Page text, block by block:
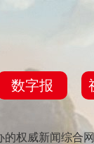
数字报
的权威新闻综合